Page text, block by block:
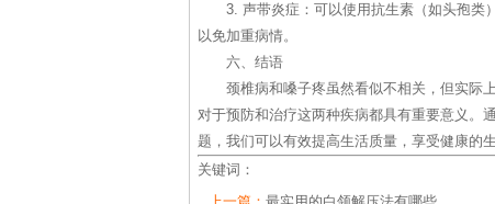
3. 声带炎症：可以使用抗生素（如头孢类
以免加重病情。
六、结语
颈椎病和嗓子疼虽然看似不相关，但实际
对于预防和治疗这两种疾病都具有重要意义。
题，我们可以有效提高生活质量，享受健康的生
关键词：